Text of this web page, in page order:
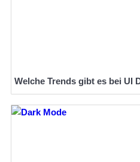
Welche Trends gibt es bei UI